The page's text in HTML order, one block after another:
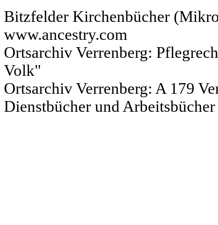
Bitzfelder Kirchenbücher
www.ancestry.com
Ortsarchiv Verrenberg:
Volk"
Ortsarchiv Verrenberg: A 179
Dienstbücher und